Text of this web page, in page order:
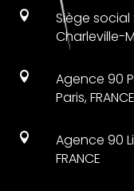

Siège social
Charleville-

Agence 90
Paris, FRANCE

Agence 90
FRANCE